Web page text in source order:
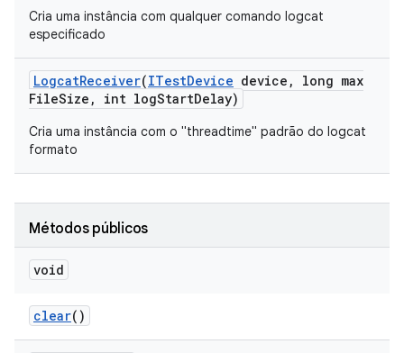
Cria uma instância com qualquer comando logcat
especificado
LogcatReceiver(ITestDevice device ,
long max
FileSize , int logStartDelay)
Cria uma instância com o "threadtime" padrão do logcat
formato
Métodos públicos
void
clear()